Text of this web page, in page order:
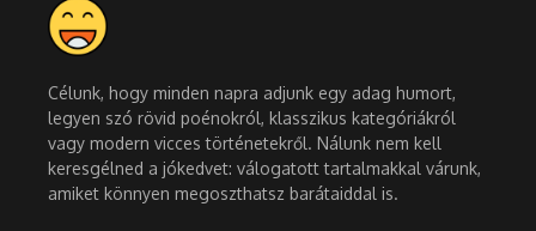
Célunk, hogy minden napra adjunk egy adag humort,
legyen szó rövid poénokról, klasszikus kategóriákról
vagy modern vicces történetekről. Nálunk nem kell
keresgélned a jókedvet: válogatott tartalmakkal várunk,
amiket könnyen megoszthatsz barátaiddal is.